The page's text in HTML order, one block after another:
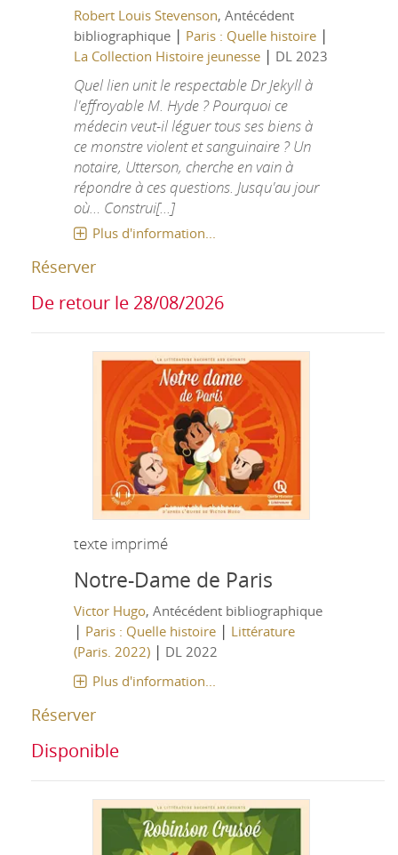
Robert Louis Stevenson, Antécédent
bibliographique | Paris : Quelle histoire|
La Collection Histoire jeunesse| DL 2023
Quel lien unit le respectable Dr Jekyll à
l'effroyable M. Hyde ? Pourquoi ce
médecin veut-il léguer tous ses biens à
ce monstre violent et sanguinaire ? Un
notaire, Utterson, cherche en vain à
répondre à ces questions. Jusqu'au jour
où… Construi[...]
Plus d'information...
Réserver
De retour le 28/08/2026
texte imprimé
Notre-Dame de Paris
Victor Hugo, Antécédent bibliographique
| Paris : Quelle histoire| Littérature
(Paris. 2022)| DL 2022
Plus d'information...
Réserver
Disponible